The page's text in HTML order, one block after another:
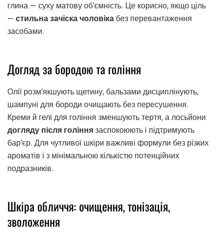
глина — суху матову об’ємність. Це корисно, якщо ціль
— стильна зачіска чоловіка без перевантаження
засобами.
Догляд за бородою та гоління
Олії розм’якшують щетину, бальзами дисциплінують,
шампуні для бороди очищають без пересушення.
Креми й гелі для гоління зменшують тертя, а лосьйони
догляду після гоління заспокоюють і підтримують
бар’єр. Для чутливої шкіри важливі формули без різких
ароматів і з мінімальною кількістю потенційних
подразників.
Шкіра обличчя: очищення, тонізація,
зволоження